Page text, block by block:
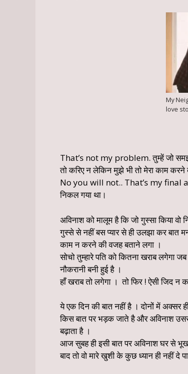
My
love
That’s not my problem. तुम्हें जो
तो करिए न लेकिन मुझे भी तो मेरा काम करने
No you will not.. That’s my final
निकल गया था।
अविनाश को मालूम है कि जो गुस्सा किया
गुस्से से नहीं बस प्यार से ही उलझा कर बात
काम न करने की वजह बताने लगा ।
सोचो तुम्हारे पति को कितना खराब लगेगा
नौकरानी बनी हुई है ।
हाँ खराब तो लगेगा । तो फिर ! ऐसी जिद न
ये एक दिन की बात नहीं है । दोनों में अक्सर
किस बात पर भड़क जाते है और अविनाश
बढ़ाता है ।
आज सुबह ही इसी बात पर अविनाश घर से
बाद तो वो मारे खुशी के कुछ ध्यान ही नहीं दे